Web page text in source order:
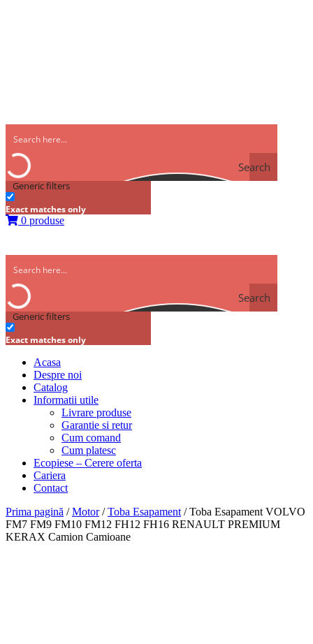
Search
Generic filters
Exact matches only
0 produse
Search
Generic filters
Exact matches only
Acasa
Despre noi
Catalog
Informatii utile
Livrare produse
Garantie si retur
Cum comand
Cum platesc
Ecopiese – Cerere oferta
Cariera
Contact
Prima pagină /Motor/Toba Esapament / Toba Esapament VOLVO
FM7 FM9 FM10 FM12 FH12 FH16 RENAULT PREMIUM
KERAX Camion Camioane